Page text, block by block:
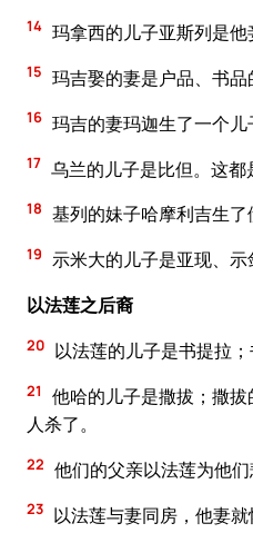
14 玛拿西的儿子亚斯列是他
15 玛吉娶的妻是户品、书品
16 玛吉的妻玛迦生了一个
17 乌兰的儿子是比但。这都
18 基列的妹子哈摩利吉生了
19 示米大的儿子是亚现、示
以法莲之后裔
20 以法莲的儿子是书提拉
21
他哈的儿子是撒拔；撒
人杀了。
22 他们的父亲以法莲为他
23 以法莲与妻同房，他妻